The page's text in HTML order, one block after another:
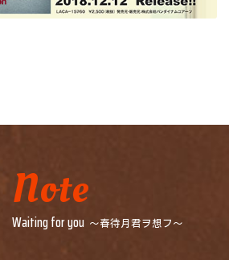
Note
Waiting for you ～春待月君ヲ想フ～